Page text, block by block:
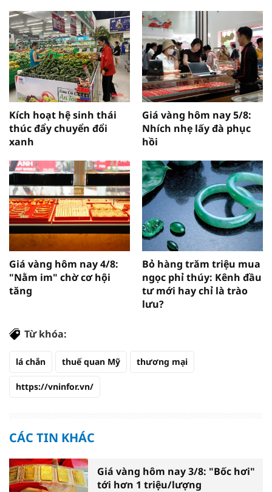
Kích hoạt hệ sinh thái
thúc đẩy chuyển đổi
xanh
Giá vàng hôm nay 5/8:
Nhích nhẹ lấy đà phục
hồi
Giá vàng hôm nay 4/8:
"Nằm im" chờ cơ hội
tăng
Bỏ hàng trăm triệu mua
ngọc phỉ thúy: Kênh đầu
tư mới hay chỉ là trào
lưu?
Từ khóa:
lá chắn thuế quan Mỹ thương mại
https://vninfor.vn/
CÁC TIN KHÁC
Giá vàng hôm nay 3/8: "Bốc hơi"
tới hơn 1 triệu/lượng